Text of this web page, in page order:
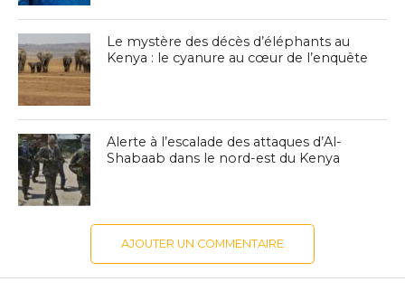
Le mystère des décès d’éléphants au
Kenya : le cyanure au cœur de l’enquête
Alerte à l’escalade des attaques d’Al-
Shabaab dans le nord-est du Kenya
AJOUTER UN COMMENTAIRE